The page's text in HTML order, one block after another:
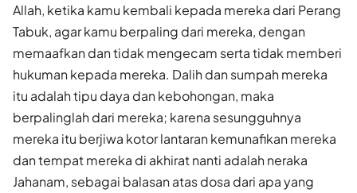
Allah, ketika kamu kembali kepada mereka dari Perang
Tabuk, agar kamu berpaling dari mereka, dengan
memaafkan dan tidak mengecam serta tidak memberi
hukuman kepada mereka. Dalih dan sumpah mereka
itu adalah tipu daya dan kebohongan, maka
berpalinglah dari mereka; karena sesungguhnya
mereka itu berjiwa kotor lantaran kemunafikan mereka
dan tempat mereka di akhirat nanti adalah neraka
Jahanam, sebagai balasan atas dosa dari apa yang